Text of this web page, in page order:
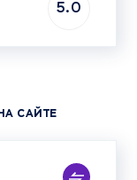
5.0
САЙТЕ